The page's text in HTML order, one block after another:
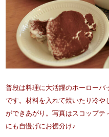
普段は料理に大活躍のホーローバ
です。材料を入れて焼いたり冷や
ができあがり。写真はスコップテ
にも自慢げにお裾分け♪